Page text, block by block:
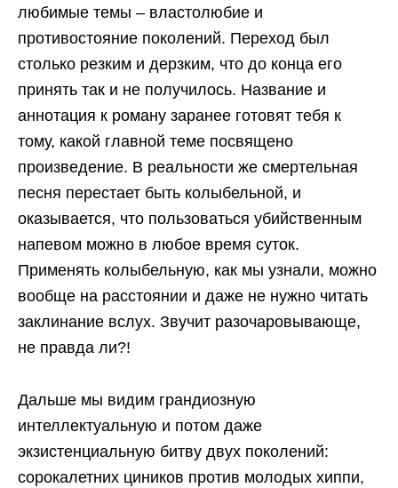
любимые темы – властолюбие и
противостояние поколений. Переход был
столько резким и дерзким, что до конца его
принять так и не получилось. Название и
аннотация к роману заранее готовят тебя к
тому, какой главной теме посвящено
произведение. В реальности же смертельная
песня перестает быть колыбельной, и
оказывается, что пользоваться убийственным
напевом можно в любое время суток.
Применять колыбельную, как мы узнали, можно
вообще на расстоянии и даже не нужно читать
заклинание вслух. Звучит разочаровывающе,
не правда ли?!
Дальше мы видим грандиозную
интеллектуальную и потом даже
экзистенциальную битву двух поколений:
сорокалетних циников против молодых хиппи,